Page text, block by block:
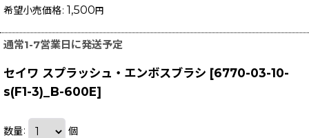
希望小売価格: 1,500円
通常1-7営業日に発送予定
セイワ スプラッシュ・エンボスブラシ [6770-03-10-
s(F1-3)_B-600E]
数量: 個